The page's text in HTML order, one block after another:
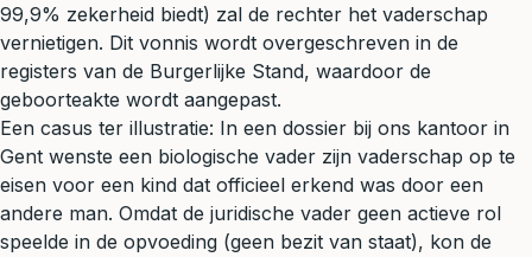
99,9% zekerheid biedt) zal de rechter het vaderschap
vernietigen. Dit vonnis wordt overgeschreven in de
registers van de Burgerlijke Stand, waardoor de
geboorteakte wordt aangepast.
Een casus ter illustratie: In een dossier bij ons kantoor in
Gent wenste een biologische vader zijn vaderschap op te
eisen voor een kind dat officieel erkend was door een
andere man. Omdat de juridische vader geen actieve rol
speelde in de opvoeding (geen bezit van staat), kon de